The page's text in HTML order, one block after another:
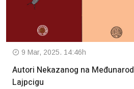
9 Mar, 2025. 14:46h
Autori Nekazanog na
Lajpcigu